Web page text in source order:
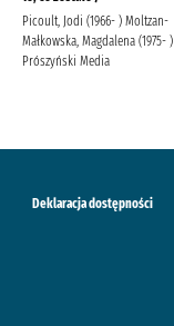
Picoult, Jodi (1966- ) Moltzan-
Małkowska, Magdalena (1975- )
Prószyński Media
Deklaracja dostępności